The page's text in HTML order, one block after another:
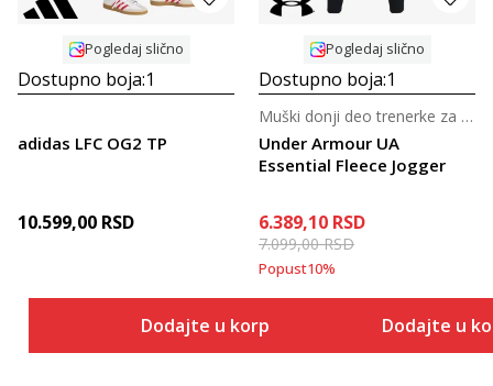
Pogledaj slično
Dostupno boja:1
adidas LFC OG2 TP
10.599,00 RSD
Dodajte u korpu
Pogledaj slično
Dostupno boja:1
Under Armour UA
Essential Fleece Jogger
Muški donji deo trenerke za trening
6.389,10 RSD
7.099,00RSD
Popust10%
Dodajte u